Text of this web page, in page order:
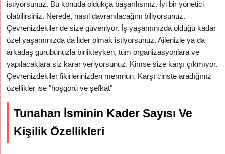
istiyorsunuz. Bu konuda oldukça başarılısınız. İyi bir yönetici
olabilirsiniz. Nerede, nasıl davranılacağını biliyorsunuz.
Çevrenizdekiler de size güveniyor. İş yaşamınızda olduğu kadar
özel yaşamınızda da lider olmak istiyorsunuz. Ailenizle ya da
arkadaş gurubunuzla birlikteyken, tüm organizasyonlara ve
yapılacaklara siz karar veriyorsunuz. Kimse size karşı çıkmıyor.
Çevrenizdekiler fikirlerinizden memnun. Karşı cinste aradığınız
özellikler ise "hoşgörü ve şefkat"
Tunahan İsminin Kader Sayısı Ve
Kişilik Özellikleri